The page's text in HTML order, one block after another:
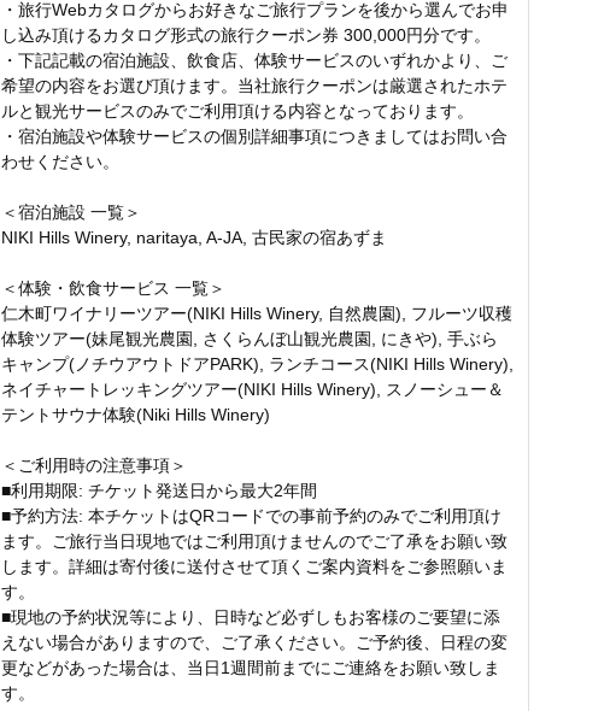
・旅行Webカタログからお好きなご旅行プランを後から選んでお申
し込み頂けるカタログ形式の旅行クーポン券 300,000円分です。
・下記記載の宿泊施設、飲食店、体験サービスのいずれかより、ご
希望の内容をお選び頂けます。当社旅行クーポンは厳選されたホテ
ルと観光サービスのみでご利用頂ける内容となっております。
・宿泊施設や体験サービスの個別詳細事項につきましてはお問い合
わせください。
＜宿泊施設 一覧＞
NIKI Hills Winery, naritaya, A-JA, 古民家の宿あずま
＜体験・飲食サービス 一覧＞
仁木町ワイナリーツアー(NIKI Hills Winery, 自然農園), フルーツ収穫
体験ツアー(妹尾観光農園, さくらんぼ山観光農園, にきや), 手ぶら
キャンプ(ノチウアウトドアPARK), ランチコース(NIKI Hills Winery),
ネイチャートレッキングツアー(NIKI Hills Winery), スノーシュー＆
テントサウナ体験(Niki Hills Winery)
＜ご利用時の注意事項＞
■利用期限: チケット発送日から最大2年間
■予約方法: 本チケットはQRコードでの事前予約のみでご利用頂け
ます。ご旅行当日現地ではご利用頂けませんのでご了承をお願い致
します。詳細は寄付後に送付させて頂くご案内資料をご参照願いま
す。
■現地の予約状況等により、日時など必ずしもお客様のご要望に添
えない場合がありますので、ご了承ください。ご予約後、日程の変
更などがあった場合は、当日1週間前までにご連絡をお願い致しま
す。